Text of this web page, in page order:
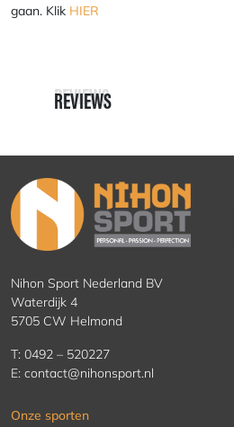
gaan. Klik HIER
REVIEWS
REVIEWS
Nihon Sport Nederland BV
Waterdijk 4
5705 CW Helmond
T: 0492 – 520227
E: contact@nihonsport.nl
Onze sporten